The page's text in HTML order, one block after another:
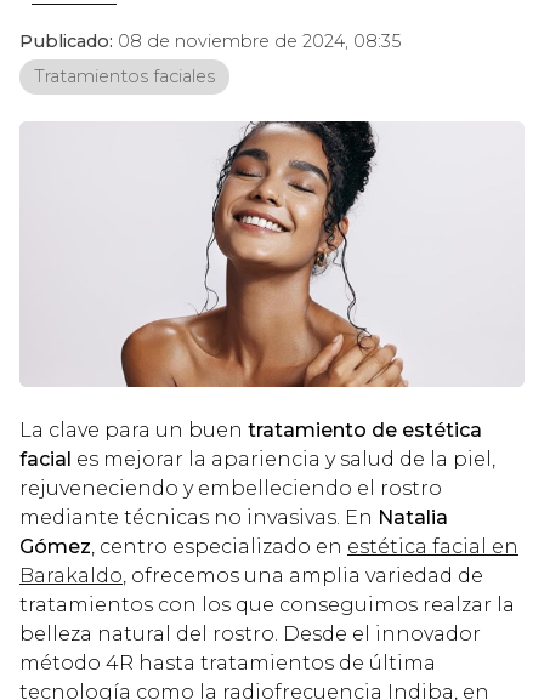
Publicado: 08 de noviembre de 2024, 08:35
Tratamientos faciales
La clave para un buen tratamiento de estética
facial es mejorar la apariencia y salud de la piel,
rejuveneciendo y embelleciendo el rostro
mediante técnicas no invasivas. En Natalia
Gómez , centro especializado en estética facial en
Barakaldo , ofrecemos una amplia variedad de
tratamientos con los que conseguimos realzar la
belleza natural del rostro. Desde el innovador
método 4R hasta tratamientos de última
tecnología como la radiofrecuencia Indiba, en